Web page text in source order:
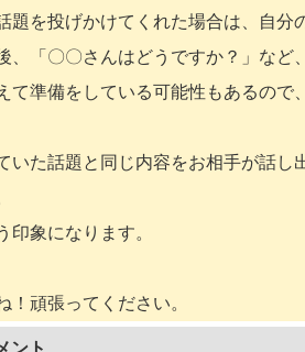
題を投げかけてくれた場合は、自分
、「〇〇さんはどうですか？」など
て準備をしている可能性もあるの
いた話題と同じ内容をお相手が話
印象になります。
！頑張ってください。
ント